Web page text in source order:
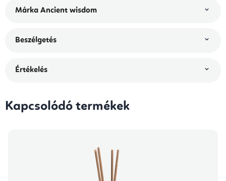
Márka Ancient wisdom
Beszélgetés
Értékelés
Kapcsolódó termékek